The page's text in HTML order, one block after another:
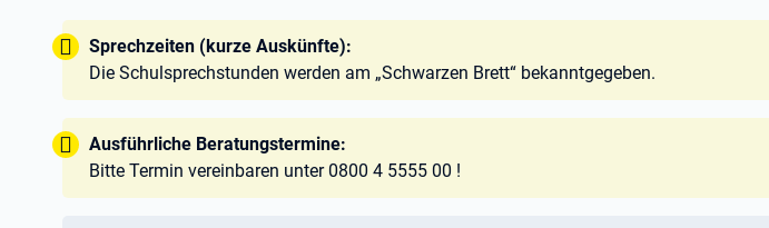
Tipp:
Sprechzeiten (kurze Auskünfte):
Die Schulsprechstunden werden am „Schwarzen Brett“ bekanntgegeben.
Tipp:
Ausführliche Beratungstermine:
Bitte Termin vereinbaren unter 0800 4 5555 00 !